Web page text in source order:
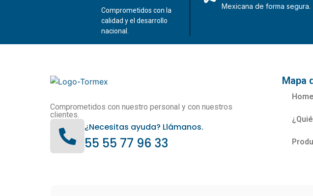
Comprometidos con la
calidad y el desarrollo
nacional.
Mexicana de forma segura.
Comprometidos con nuestro personal y con nuestros
clientes.
¿Necesitas ayuda? Llámanos.
55 55 77 96 33
Mapa
Home